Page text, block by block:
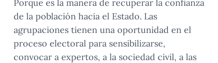
Porque es la manera de recuperar la confianza
de la población hacia el Estado. Las
agrupaciones tienen una oportunidad en el
proceso electoral para sensibilizarse,
convocar a expertos, a la sociedad civil, a las